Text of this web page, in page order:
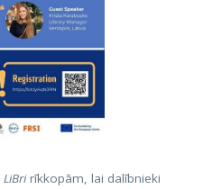
LiBrirīkkopām, lai dalībnieki